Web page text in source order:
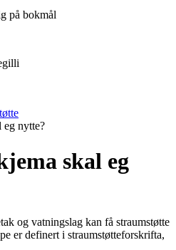
på bokmål
eg nytte?
skal eg
og vatningslag kan få straumstøtte
er definert i straumstøtteforskrifta,